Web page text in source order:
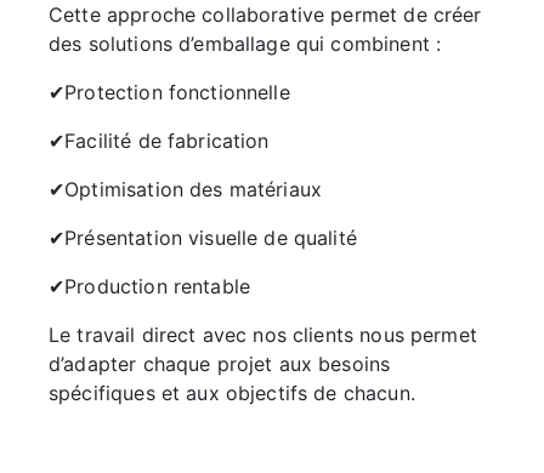
Cette approche collaborative permet de créer
des solutions d’emballage qui combinent :
✔Protection fonctionnelle
✔Facilité de fabrication
✔Optimisation des matériaux
✔Présentation visuelle de qualité
✔Production rentable
Le travail direct avec nos clients nous permet
d’adapter chaque projet aux besoins
spécifiques et aux objectifs de chacun.